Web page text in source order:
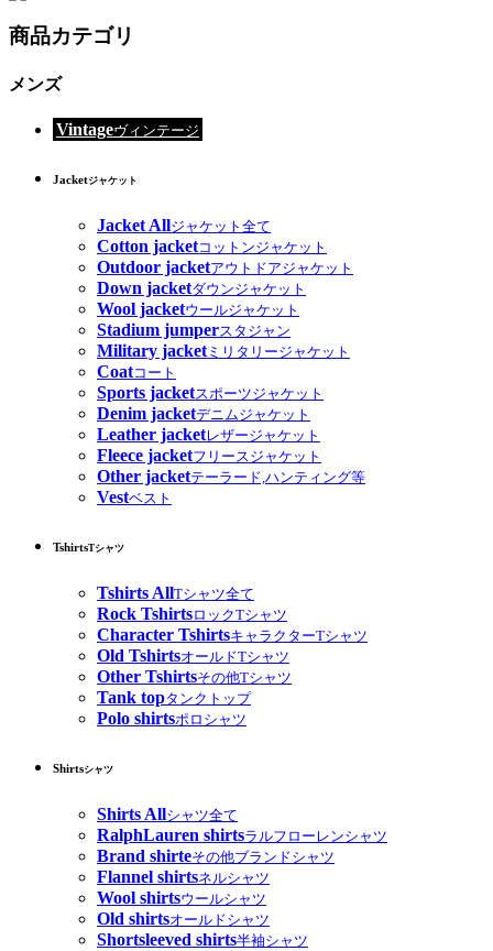
商品カテゴリ
メンズ
Vintageヴィンテージ
Jacketジャケット
Jacket Allジャケット全て
Cotton jacketコットンジャケット
Outdoor jacketアウトドアジャケット
Down jacketダウンジャケット
Wool jacketウールジャケット
Stadium jumperスタジャン
Military jacketミリタリージャケット
Coatコート
Sports jacketスポーツジャケット
Denim jacketデニムジャケット
Leather jacketレザージャケット
Fleece jacketフリースジャケット
Other jacketテーラード,ハンティング等
Vestベスト
TshirtsTシャツ
Tshirts AllTシャツ全て
Rock TshirtsロックTシャツ
Character TshirtsキャラクターTシャツ
Old TshirtsオールドTシャツ
Other Tshirtsその他Tシャツ
Tank topタンクトップ
Polo shirtsポロシャツ
Shirtsシャツ
Shirts Allシャツ全て
RalphLauren shirtsラルフローレンシャツ
Brand shirteその他ブランドシャツ
Flannel shirtsネルシャツ
Wool shirtsウールシャツ
Old shirtsオールドシャツ
Shortsleeved shirts半袖シャツ